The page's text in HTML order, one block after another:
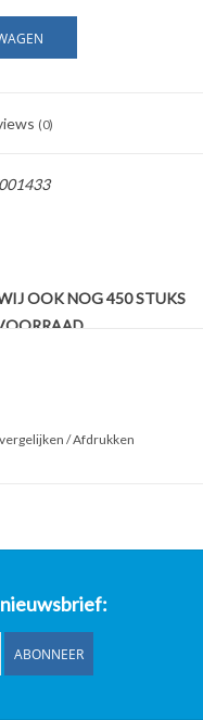
(0)
OOK NOG 450 STUKS
punt nl, om
efficiënt is, maar ook
/Afdrukken
ABONNEER